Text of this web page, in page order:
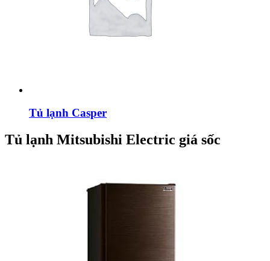
Tủ lạnh Casper
Tủ lạnh Mitsubishi Electric giá sốc